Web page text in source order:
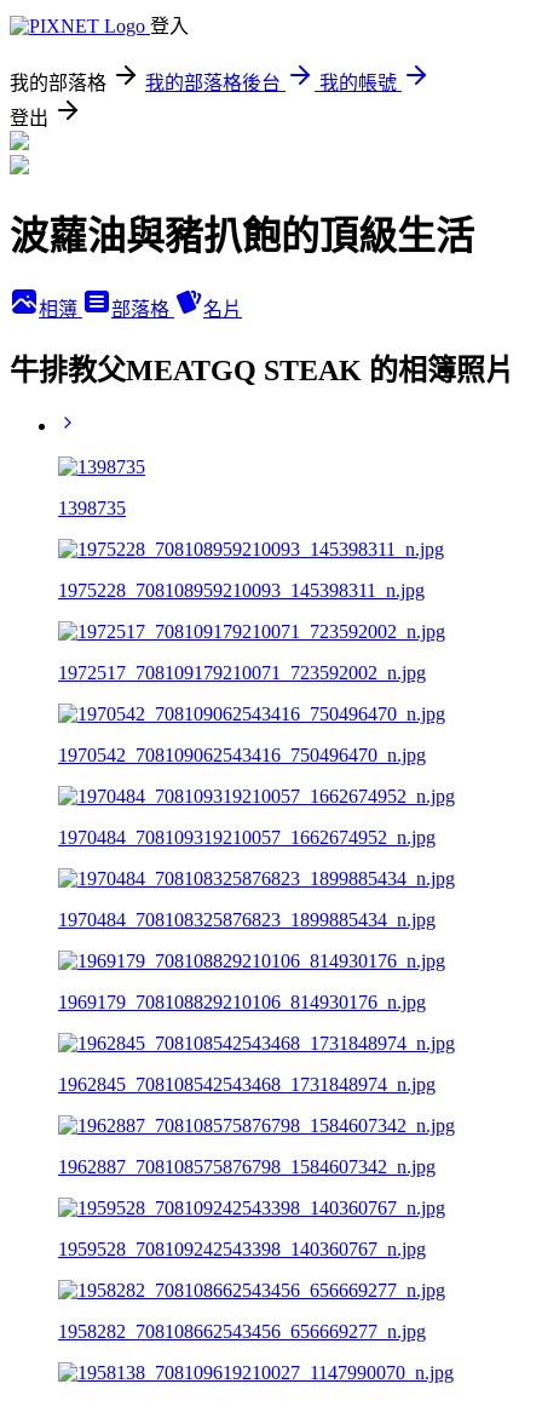
登入
我的部落格 我的部落格後台
我的帳號
登出
波蘿油與豬扒飽的頂級生活
相簿 部落格 名片
牛排教父MEATGQ STEAK 的相簿照片
1398735
1975228_708108959210093_145398311_n.jpg
1972517_708109179210071_723592002_n.jpg
1970542_708109062543416_750496470_n.jpg
1970484_708109319210057_1662674952_n.jpg
1970484_708108325876823_1899885434_n.jpg
1969179_708108829210106_814930176_n.jpg
1962845_708108542543468_1731848974_n.jpg
1962887_708108575876798_1584607342_n.jpg
1959528_708109242543398_140360767_n.jpg
1958282_708108662543456_656669277_n.jpg